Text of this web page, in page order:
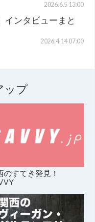
2026.6.5 13:00
インタビューまと
2026.4.14 07:00
ップ
のすてき発見！